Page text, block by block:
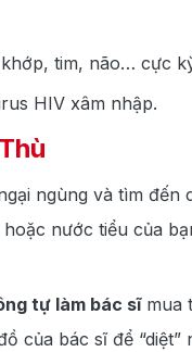
tim, não… cực
HIV xâm nhập.
ngùng và tìm đến
nước tiểu của
tự làm bác sĩmua
của bác sĩ để “diệt”